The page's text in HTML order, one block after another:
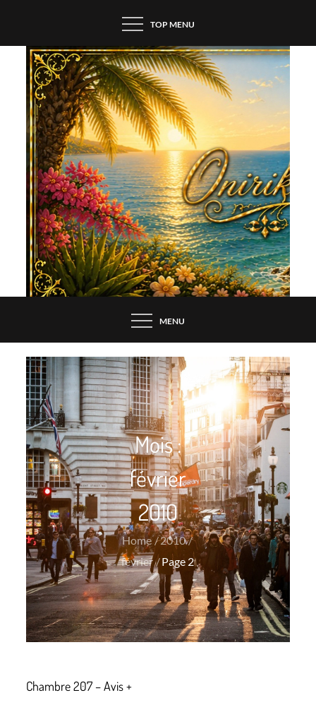
content
TOP MENU
MENU
Mois :
février
2010
Home
2010
février
Page 2
Chambre 207 – Avis +